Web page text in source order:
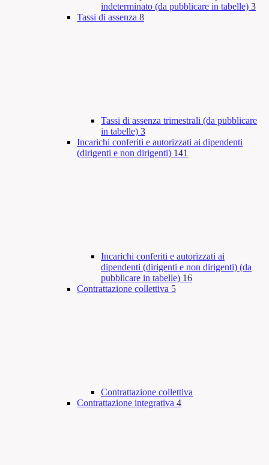
indeterminato (da pubblicare in tabelle) 3
Tassi di assenza 8
Tassi di assenza trimestrali (da pubblicare
in tabelle) 3
Incarichi conferiti e autorizzati ai dipendenti
(dirigenti e non dirigenti) 141
Incarichi conferiti e autorizzati ai
dipendenti (dirigenti e non dirigenti) (da
pubblicare in tabelle) 16
Contrattazione collettiva 5
Contrattazione collettiva
Contrattazione integrativa 4